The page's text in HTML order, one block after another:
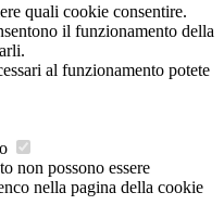
quali cookie consentire.
il funzionamento della
al funzionamento potete
non possono essere
nella pagina della cookie